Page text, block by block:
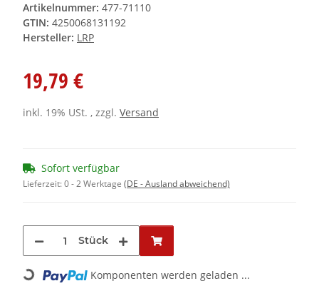
Artikelnummer: 477-71110
GTIN: 4250068131192
Hersteller: LRP
19,79 €
inkl. 19% USt. , zzgl. Versand
Sofort verfügbar
Lieferzeit:0 - 2 Werktage (DE - Ausland abweichend)
Stück
Loading... Komponenten werden geladen ...